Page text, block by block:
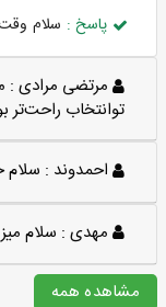
پاسخ : سلام
مرتضی مرادی :
توانتخاب راحت‌تر
احمدوند : سلام
مهدی : سلام
مشاهده همه